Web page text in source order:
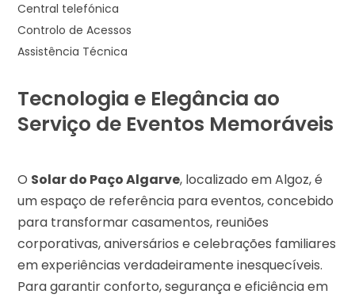
Central telefónica
Controlo de Acessos
Assistência Técnica
Tecnologia e Elegância ao
Serviço de Eventos Memoráveis
O Solar do Paço Algarve, localizado em Algoz, é
um espaço de referência para eventos, concebido
para transformar casamentos, reuniões
corporativas, aniversários e celebrações familiares
em experiências verdadeiramente inesquecíveis.
Para garantir conforto, segurança e eficiência em